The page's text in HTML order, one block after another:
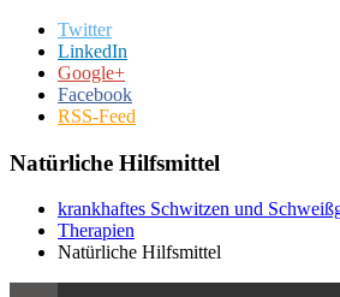
Twitter
LinkedIn
Google+
Facebook
RSS-Feed
Natürliche Hilfsmittel
krankhaftes Schwitzen und
Therapien
Natürliche Hilfsmittel